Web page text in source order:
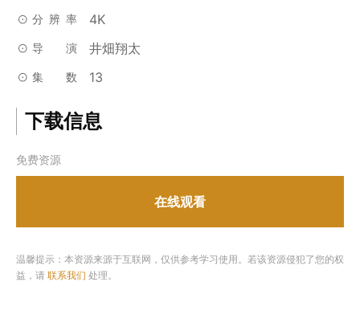
分辨率 4K
导演 井畑翔太
集数 13
下载信息
免费资源
在线观看
温馨提示：本资源来源于互联网，仅供参考学习使用。若该资源侵犯了您的权
益，请 联系我们 处理。